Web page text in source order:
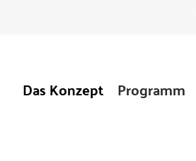
Das Konzept Programm